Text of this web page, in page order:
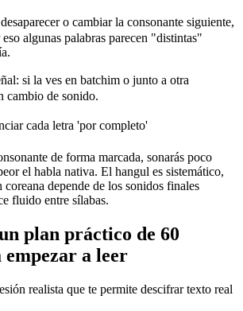
o cambiar la consonante siguiente,
algunas palabras parecen "distintas"
si la ves en batchim o junto a otra
cambio de sonido.
cada letra 'por completo'
de forma marcada, sonarás poco
el habla nativa. El hangul es sistemático,
depende de los sonidos finales
fluido entre sílabas.
plan práctico de 60
a leer
realista que te permite descifrar texto real